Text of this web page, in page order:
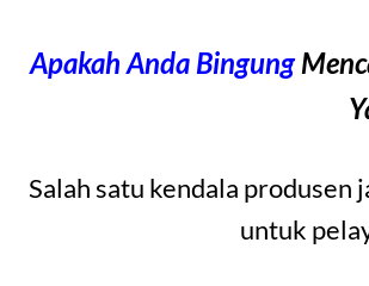
Apakah Anda Bingung
Salah satu kendala produsen
untuk